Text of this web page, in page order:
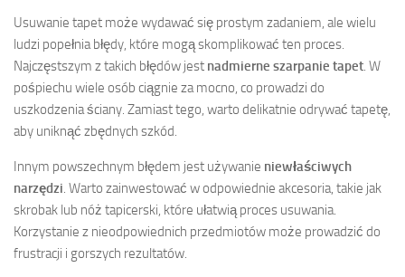
Usuwanie tapet może wydawać się prostym zadaniem, ale wielu
ludzi popełnia błędy, które mogą skomplikować ten proces.
Najczęstszym z takich błędów jest nadmierne szarpanie tapet. W
pośpiechu wiele osób ciągnie za mocno, co prowadzi do
uszkodzenia ściany. Zamiast tego, warto delikatnie odrywać tapetę,
aby uniknąć zbędnych szkód.
Innym powszechnym błędem jest używanie niewłaściwych
narzędzi. Warto zainwestować w odpowiednie akcesoria, takie jak
skrobak lub nóż tapicerski, które ułatwią proces usuwania.
Korzystanie z nieodpowiednich przedmiotów może prowadzić do
frustracji i gorszych rezultatów.